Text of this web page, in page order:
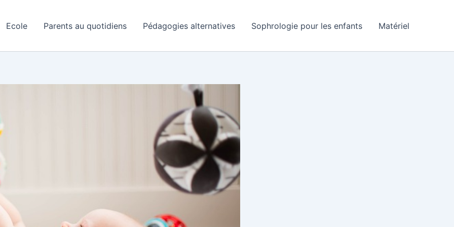
Ecole Parents au quotidiens Pédagogies alternatives Sophrologie pour les enfants Matériel